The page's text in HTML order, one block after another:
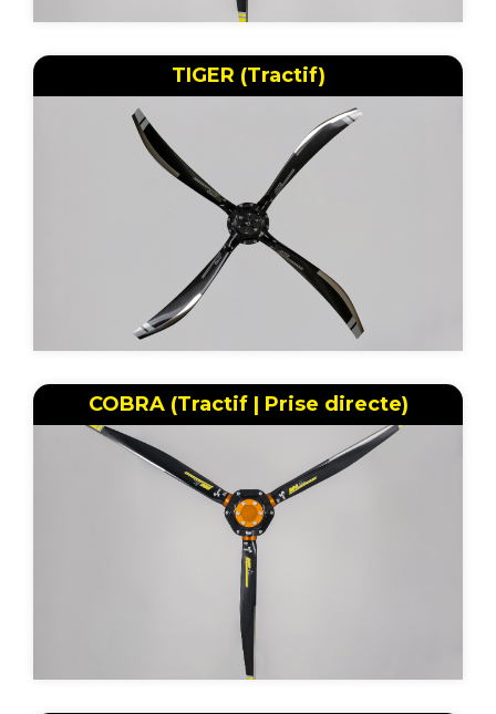
TIGER (Tractif)
COBRA (Tractif | Prise directe)